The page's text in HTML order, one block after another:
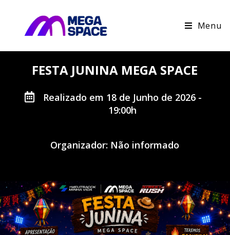
Menu
FESTA JUNINA MEGA SPACE
Realizado em 18 de Junho de 2026 -
19:00h
Organizador: Não informado